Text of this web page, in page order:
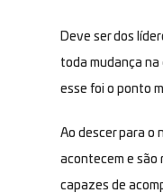
Deve ser dos
toda mudança na
esse foi o ponto
Ao descer para o
acontecem e são
capazes de